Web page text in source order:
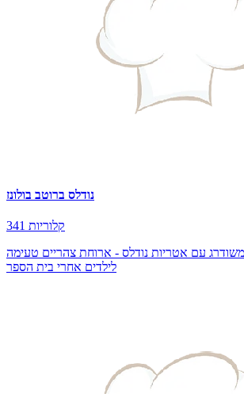
נודלס ברוטב בולונז
341 קלוריות
משודרג עם אטריות נודלס - ארוחת צהריים טעימה
לילדים אחרי בית הספר